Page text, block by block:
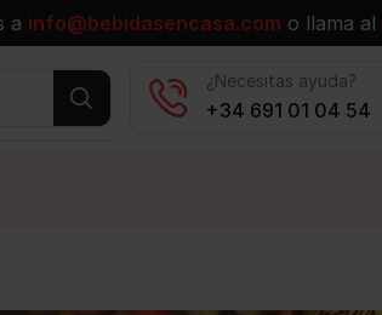
a info@bebidasencasa.com o llama al
¿Necesitas ayuda?
+34 691 01 04 54